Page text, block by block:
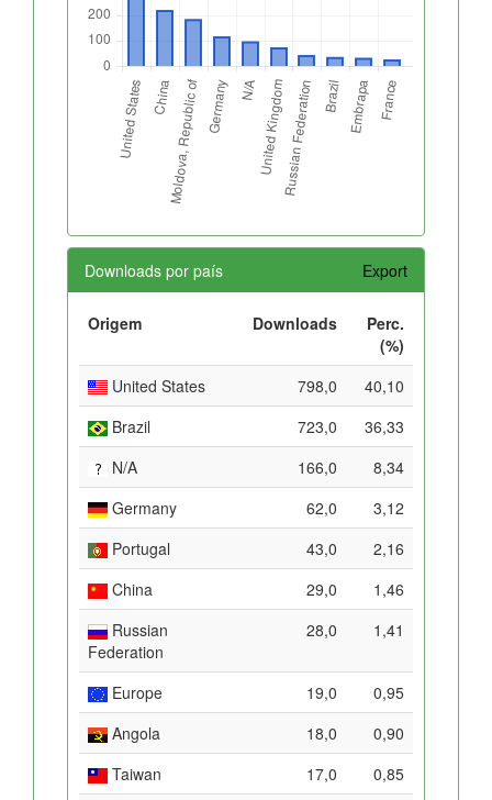
Downloads por país Export
Origem Downloads
Perc.
(%)
United States
798,0
40,10
Brazil
723,0
36,33
N/A
166,0
8,34
Germany
62,0
3,12
Portugal
43,0
2,16
China
29,0
1,46
Russian
Federation
28,0 1,41
Europe 19,0
0,95
Angola
18,0
0,90
Taiwan
17,0
0,85